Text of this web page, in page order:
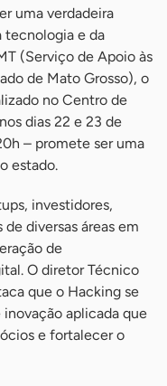
uma verdadeira
tecnologia e da
(Serviço de Apoio às
de Mato Grosso), o
no Centro de
dias 22 e 23 de
– promete ser uma
estado.
investidores,
diversas áreas em
de
O diretor Técnico
que o Hacking se
aplicada que
e fortalecer o